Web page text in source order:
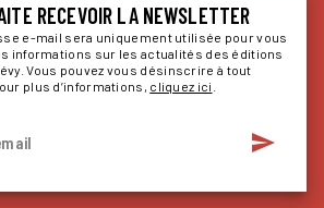
RECEVOIR LA NEWSLETTER
e-mail sera uniquement utilisée pour vous
informations sur les actualités des éditions
Vous pouvez vous désinscrire à tout
plus d’informations, cliquez ici
send